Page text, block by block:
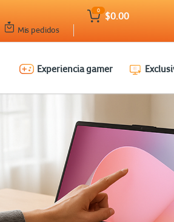
Mis pedidos
0
$0.00
Experiencia gamer